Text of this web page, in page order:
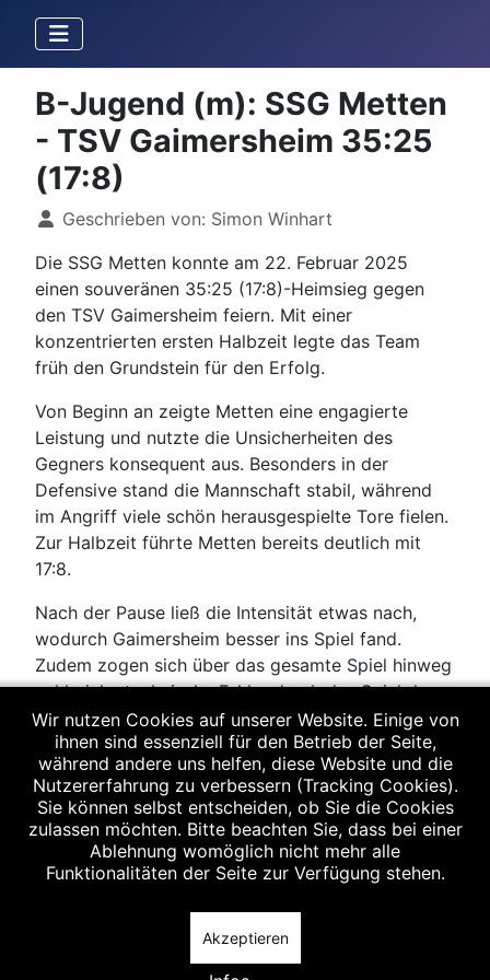
B-Jugend (m): SSG Metten
- TSV Gaimersheim 35:25
(17:8)
DetailsGeschrieben von: Simon Winhart
Die SSG Metten konnte am 22. Februar 2025
einen souveränen 35:25 (17:8)-Heimsieg gegen
den TSV Gaimersheim feiern. Mit einer
konzentrierten ersten Halbzeit legte das Team
früh den Grundstein für den Erfolg.
Von Beginn an zeigte Metten eine engagierte
Leistung und nutzte die Unsicherheiten des
Gegners konsequent aus. Besonders in der
Defensive stand die Mannschaft stabil, während
im Angriff viele schön herausgespielte Tore fielen.
Zur Halbzeit führte Metten bereits deutlich mit
17:8.
Nach der Pause ließ die Intensität etwas nach,
wodurch Gaimersheim besser ins Spiel fand.
Zudem zogen sich über das gesamte Spiel hinweg
zahlreiche technische Fehler durch das Spiel der
Heimmannschaft. Unsaubere Pässe, Fangfehler
und unkonzentrierte Abschlüsse verhinderten eine
noch klarere Führung für Metten. Trotz dieser
Ungenauigkeiten behielt das Team jederzeit die
Kontrolle und verwaltete den Vorsprung souverän.
Mit diesem Erfolg unterstreicht Metten seine
technischer Fehler arbeiten, um auch gegen
stärkere Gegner bestehen zu können.
Wir nutzen Cookies auf unserer Website. Einige von
ihnen sind essenziell für den Betrieb der Seite,
während andere uns helfen, diese Website und die
Nutzererfahrung zu verbessern (Tracking Cookies).
Sie können selbst entscheiden, ob Sie die Cookies
zulassen möchten. Bitte beachten Sie, dass bei einer
Ablehnung womöglich nicht mehr alle
Funktionalitäten der Seite zur Verfügung stehen.
Akzeptieren